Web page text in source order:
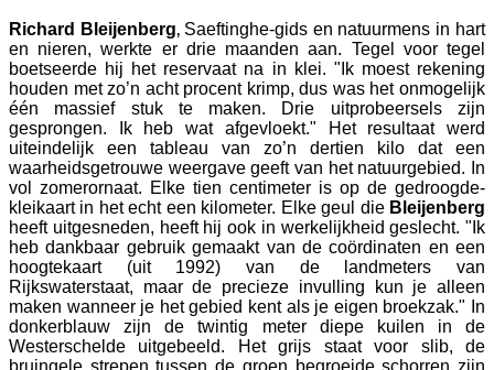
Richard Bleijenberg, Saeftinghe-gids en natuurmens in hart
en nieren, werkte er drie maanden aan. Tegel voor tegel
boetseerde hij het reservaat na in klei. "Ik moest rekening
houden met zo’n acht procent krimp, dus was het onmogelijk
één massief stuk te maken. Drie uitprobeersels zijn
gesprongen. Ik heb wat afgevloekt." Het resultaat werd
uiteindelijk een tableau van zo’n dertien kilo dat een
waarheidsgetrouwe weergave geeft van het natuurgebied. In
vol zomerornaat. Elke tien centimeter is op de gedroogde-
kleikaart in het echt een kilometer. Elke geul die Bleijenberg
heeft uitgesneden, heeft hij ook in werkelijkheid geslecht. "Ik
heb dankbaar gebruik gemaakt van de coördinaten en een
hoogtekaart (uit 1992) van de landmeters van
Rijkswaterstaat, maar de precieze invulling kun je alleen
maken wanneer je het gebied kent als je eigen broekzak." In
donkerblauw zijn de twintig meter diepe kuilen in de
Westerschelde uitgebeeld. Het grijs staat voor slib, de